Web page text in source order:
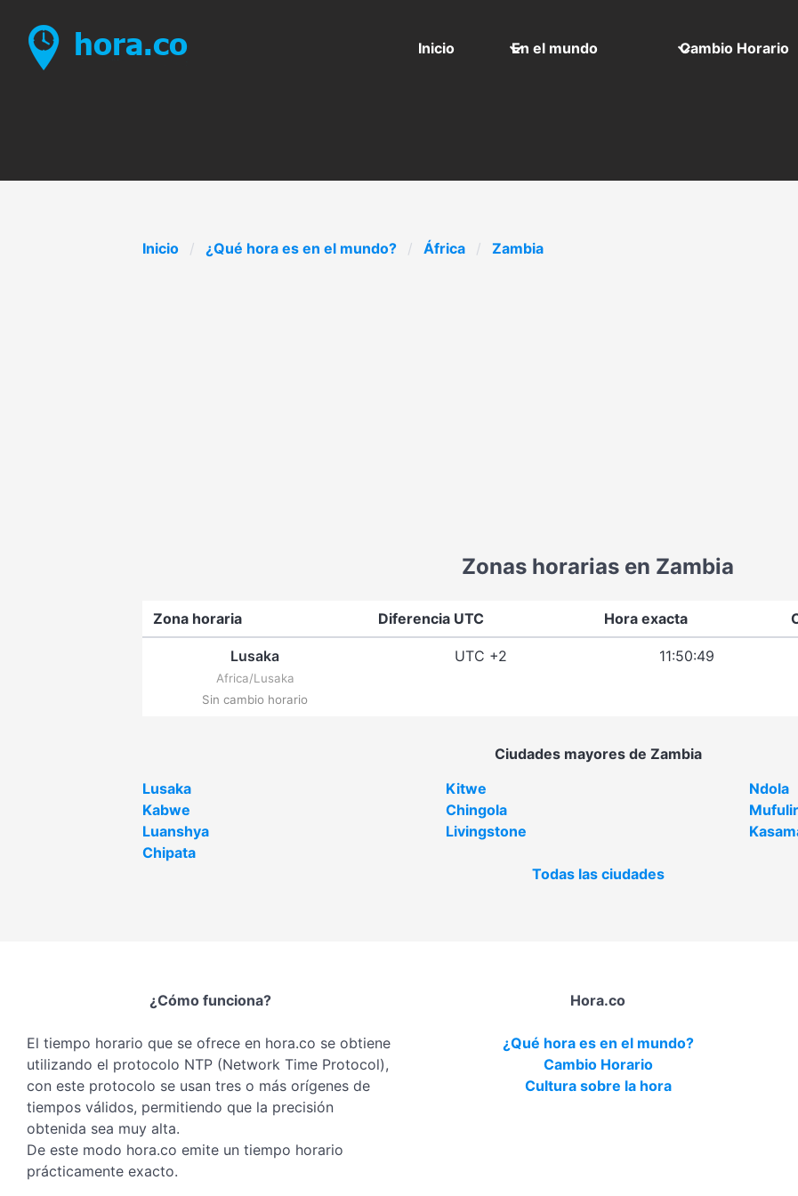
Inicio En el mundo Cambio Horario
Inicio ¿Qué hora es en el mundo? África Zambia
Zonas horarias en Zambia
Zona horaria Diferencia UTC Hora exacta
Lusaka
Africa/Lusaka
Sin cambio horario
UTC +2 11:50:49
Ciudades mayores de Zambia
Lusaka
Kitwe
Ndola
Kabwe
Chingola
Luanshya
Livingstone
Chipata
Todas las ciudades
¿Cómo funciona?
El tiempo horario que se ofrece en hora.co se obtiene
utilizando el protocolo NTP (Network Time Protocol),
con este protocolo se usan tres o más orígenes de
tiempos válidos, permitiendo que la precisión
obtenida sea muy alta.
De este modo hora.co emite un tiempo horario
prácticamente exacto.
Hora.co
¿Qué hora es en el mundo?
Cambio Horario
Cultura sobre la hora